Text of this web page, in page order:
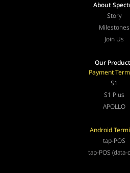
About
Story
Milestones
Join Us
Our
Payment
S1
S1 Plus
APOLLO
Android
tap-POS
tap-POS (data-